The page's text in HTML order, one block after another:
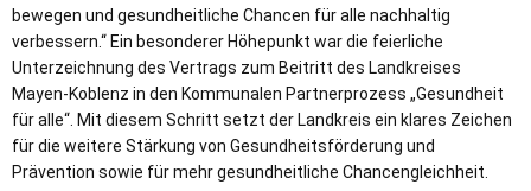
bewegen und gesundheitliche Chancen für alle nachhaltig
verbessern.“ Ein besonderer Höhepunkt war die feierliche
Unterzeichnung des Vertrags zum Beitritt des Landkreises
Mayen-Koblenz in den Kommunalen Partnerprozess „Gesundheit
für alle“. Mit diesem Schritt setzt der Landkreis ein klares Zeichen
für die weitere Stärkung von Gesundheitsförderung und
Prävention sowie für mehr gesundheitliche Chancengleichheit.